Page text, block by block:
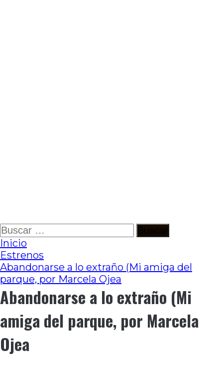
Ir
al
contenido
Buscar:
Inicio
Estrenos
Abandonarse a lo extraño (Mi amiga del
parque, por Marcela Ojea
Abandonarse a lo extraño (Mi
amiga del parque, por Marcela
Ojea